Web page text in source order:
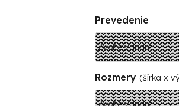
Prevedenie
Rozmery (šírka x